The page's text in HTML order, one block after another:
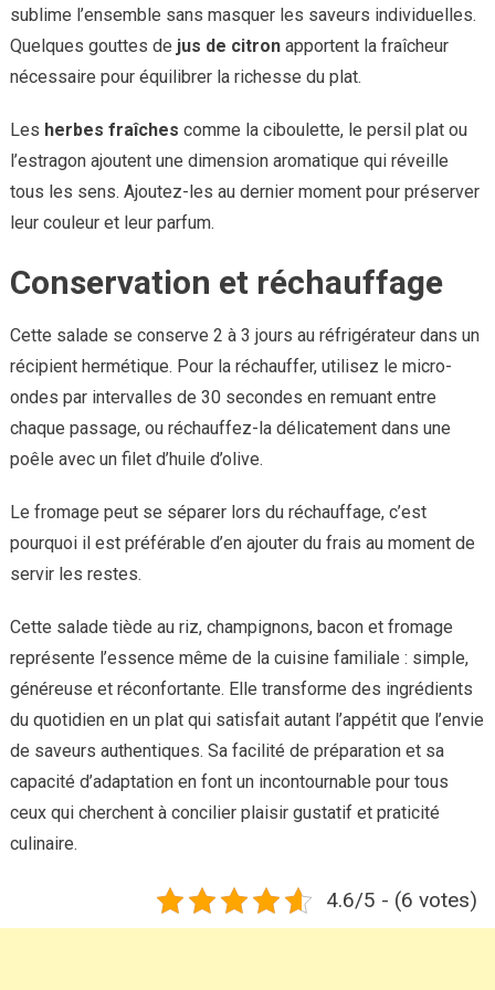
sublime l’ensemble sans masquer les saveurs individuelles.
Quelques gouttes de jus de citronapportent la fraîcheur
nécessaire pour équilibrer la richesse du plat.
Les herbes fraîches comme la ciboulette, le persil plat ou
l’estragon ajoutent une dimension aromatique qui réveille
tous les sens. Ajoutez-les au dernier moment pour préserver
leur couleur et leur parfum.
Conservation et réchauffage
Cette salade se conserve 2 à 3 jours au réfrigérateur dans un
récipient hermétique. Pour la réchauffer, utilisez le micro-
ondes par intervalles de 30 secondes en remuant entre
chaque passage, ou réchauffez-la délicatement dans une
poêle avec un filet d’huile d’olive.
Le fromage peut se séparer lors du réchauffage, c’est
pourquoi il est préférable d’en ajouter du frais au moment de
servir les restes.
Cette salade tiède au riz, champignons, bacon et fromage
représente l’essence même de la cuisine familiale : simple,
généreuse et réconfortante. Elle transforme des ingrédients
du quotidien en un plat qui satisfait autant l’appétit que l’envie
de saveurs authentiques. Sa facilité de préparation et sa
capacité d’adaptation en font un incontournable pour tous
ceux qui cherchent à concilier plaisir gustatif et praticité
culinaire.
4.6/5 - (6 votes)